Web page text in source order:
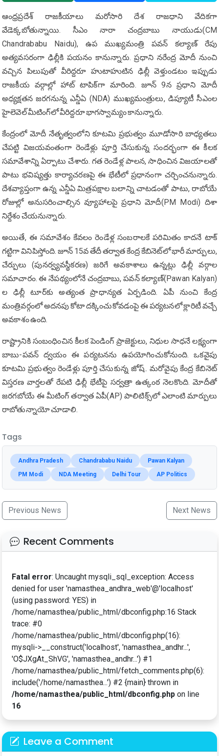
ఆంధ్రప్రదేశ్ రాజకీయాలు మరోసారి దేశ రాజధాని వేదికగా
వేడెక్కబోతున్నాయి. సీఎం నారా చంద్రబాబు నాయుడు(CM
Chandrababu Naidu), ఉప ముఖ్యమంత్రి పవన్ కల్యాణ్ రేపు
అత్యవసరంగా ఢిల్లీకి పయనం కానున్నారు. ప్రధాని నరేంద్ర మోదీ నుంచి
వచ్చిన పిలుపుతో వీరిద్దరూ హుటాహుటిన ఢిల్లీ వెళ్తుండటం ఇప్పుడు
రాజకీయ వర్గాల్లో హాట్ టాపిక్‌గా మారింది. జూన్ 9న ప్రధాని మోదీ
అధ్యక్షతన జరగనున్న ఎన్డీఏ (NDA) ముఖ్యమంత్రులు, డిప్యూటీ సీఎంల
హైలెవెల్ మీటింగ్‌లో వీరిద్దరూ భాగస్వామ్యం కానున్నారు.
కేంద్రంలో మోదీ నేతృత్వంలోని కూటమి ప్రభుత్వం మూడోసారి బాధ్యతలు
చేపట్టి విజయవంతంగా రెండేళ్లు పూర్తి చేసుకున్న సందర్భంగా ఈ కీలక
సమావేశాన్ని ఏర్పాటు చేశారు. గత రెండేళ్ల పాలన, సాధించిన విజయాలతో
పాటు భవిష్యత్తు కార్యాచరణపై ఈ భేటీలో ప్రధానంగా చర్చించనున్నారు.
దేశవ్యాప్తంగా ఉన్న ఎన్డీఏ మిత్రపక్షాల బలాన్ని చాటడంతో పాటు, రాబోయే
రోజుల్లో అనుసరించాల్సిన వ్యూహాలపై ప్రధాని మోదీ(PM Modi) దిశా
నిర్దేశం చేయనున్నారు.
అయితే, ఈ సమావేశం కేవలం రెండేళ్ల సంబరాలకే పరిమితం కాదనే టాక్
గట్టిగా వినిపిస్తోంది. జూన్ 15వ తేదీ తర్వాత కేంద్ర కేబినెట్‌లో భారీ మార్పులు,
చేర్పులు (పునర్వ్యవస్థీకరణ) జరిగే అవకాశాలు ఉన్నట్లు ఢిల్లీ వర్గాల
సమాచారం. ఈ నేపథ్యంలోనే చంద్రబాబు, పవన్ కల్యాణ్(Pawan Kalyan)
ల ఢిల్లీ టూర్‌కు అత్యంత ప్రాధాన్యత ఏర్పడింది. ఏపీ నుంచి కేంద్ర
మంత్రివర్గంలో అదనపు కోటా దక్కించుకోవడంపై ఈ పర్యటనలో క్లారిటీ వచ్చే
అవకాశం ఉంది.
రాష్ట్రానికి సంబంధించిన కీలక పెండింగ్ ప్రాజెక్టులు, నిధుల సాధనే లక్ష్యంగా
బాబు-పవన్ ద్వయం ఈ పర్యటనను ఉపయోగించుకోనుంది. ఒకవైపు
కూటమి ప్రభుత్వం రెండేళ్లు పూర్తి చేసుకున్న జోష్.. మరోవైపు కేంద్ర కేబినెట్
విస్తరణ వార్తలతో రేపటి ఢిల్లీ భేటీపై సర్వత్రా ఉత్కంఠ నెలకొంది. మోదీతో
జరగబోయే ఈ మీటింగ్ తర్వాత ఏపీ(AP) పాలిటిక్స్‌లో ఎలాంటి మార్పులు
రాబోతున్నాయో చూడాలి.
Tags
Andhra Pradesh Chandrababu Naidu
Pawan Kalyan
PM Modi
NDA Meeting Delhi Tour AP Politics
Previous News Next News
Recent Comments
Fatal error: Uncaught mysqli_sql_exception: Access
denied for user 'namasthea_andhra_web'@'localhost'
(using password: YES) in
/home/namasthea/public_html/dbconfig.php:16 Stack
trace: #0
/home/namasthea/public_html/dbconfig.php(16):
mysqli->__construct('localhost', 'namasthea_andhr...',
'O$JXgAt_ShVG', 'namasthea_andhr...') #1
/home/namasthea/public_html/fetch_comments.php(6):
include('/home/namasthea...') #2 {main} thrown in
/home/namasthea/public_html/dbconfig.php on line
16
Leave a Comment